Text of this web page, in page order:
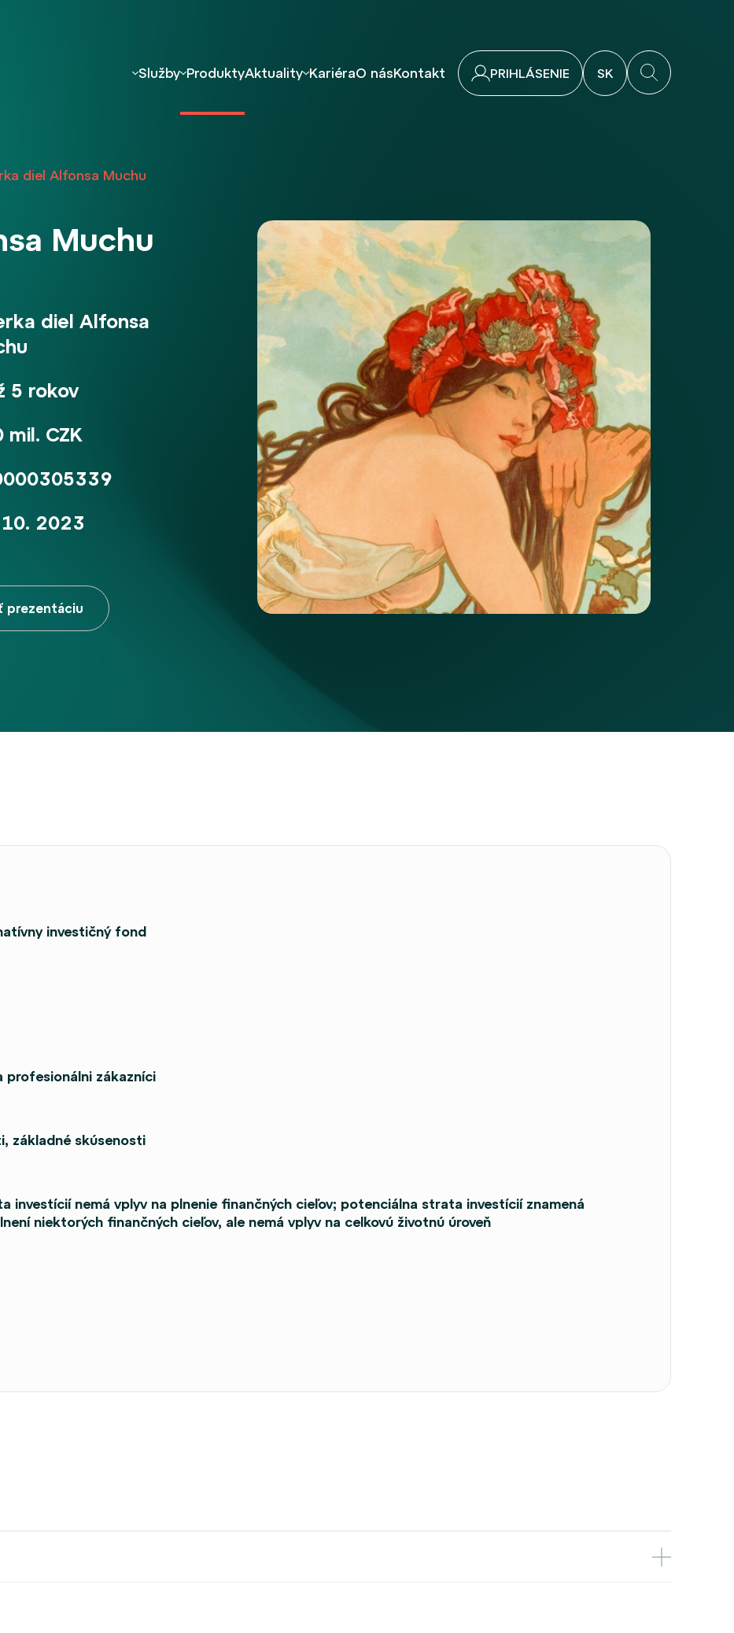
PRIHLÁSENIE SK
Služby ProduktyAktuality KariéraO násKontakt
diel Alfonsa Muchu
Muchu
diel Alfonsa
5 rokov
mil. CZK
2023
prezentáciu
investičný fond
profesionálni zákazníci
základné skúsenosti
investícií nemá vplyv na plnenie finančných cieľov; potenciálna strata investícií znamená
niektorých finančných cieľov, ale nemá vplyv na celkovú životnú úroveň